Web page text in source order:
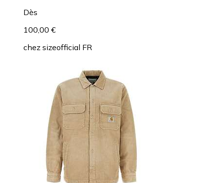
Dès
100,00 €
chez sizeofficial FR